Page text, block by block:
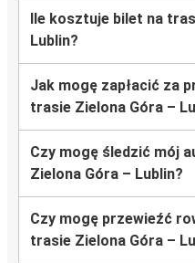
Ile kosztuje bilet na
Lublin?
Jak mogę zapłacić za
trasie Zielona Góra –
Czy mogę śledzić mój
Zielona Góra – Lublin?
Czy mogę przewieźć
trasie Zielona Góra –